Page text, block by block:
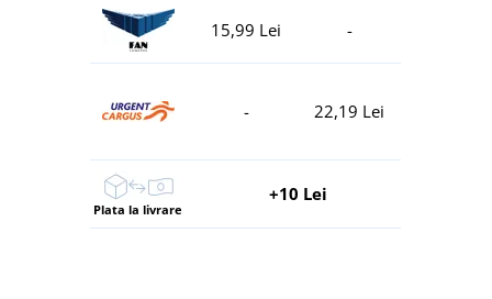
15,99 Lei -
- 22,19 Lei
Plata la livrare
+10 Lei